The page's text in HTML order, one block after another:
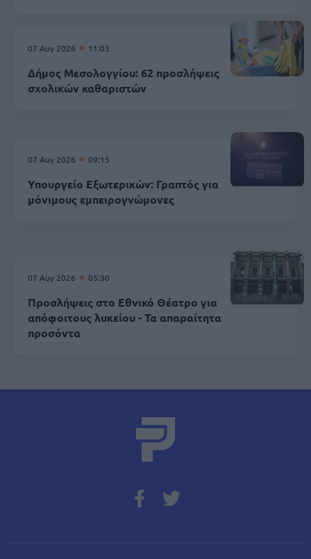
07 Αυγ 2026 11:03
Δήμος Μεσολογγίου: 62 προσλήψεις
σχολικών καθαριστών
07 Αυγ 2026 09:15
Υπουργείο Εξωτερικών: Γραπτός για
μόνιμους εμπειρογνώμονες
07 Αυγ 2026 05:30
Προσλήψεις στο Εθνικό Θέατρο για
απόφοιτους λυκείου - Τα απαραίτητα
προσόντα